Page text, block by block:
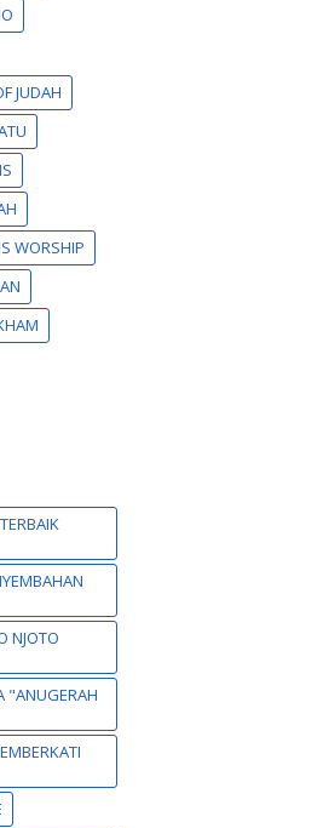
JUDAH
WORSHIP
NJOTO
"ANUGERAH